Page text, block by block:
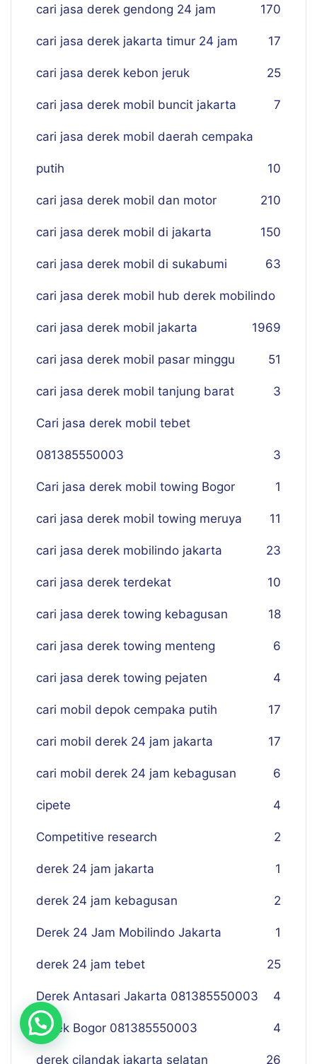
cari jasa derek gendong 24 jam 170
cari jasa derek jakarta timur 24 jam 17
cari jasa derek kebon jeruk 25
cari jasa derek mobil buncit jakarta 7
cari jasa derek mobil daerah cempaka
putih 10
cari jasa derek mobil dan motor 210
cari jasa derek mobil di jakarta 150
cari jasa derek mobil di sukabumi 63
cari jasa derek mobil hub derek mobilindo
69
cari jasa derek mobil jakarta 19
cari jasa derek mobil pasar minggu 51
cari jasa derek mobil tanjung barat 3
Cari jasa derek mobil tebet
081385550003 3
Cari jasa derek mobil towing Bogor 1
cari jasa derek mobil towing meruya 11
cari jasa derek mobilindo jakarta 23
cari jasa derek terdekat 10
cari jasa derek towing kebagusan 18
cari jasa derek towing menteng 6
cari jasa derek towing pejaten 4
cari mobil depok cempaka putih 17
cari mobil derek 24 jam jakarta 17
cari mobil derek 24 jam kebagusan 6
cipete 4
Competitive research 2
derek 24 jam jakarta 1
derek 24 jam kebagusan 2
Derek 24 Jam Mobilindo Jakarta 1
derek 24 jam tebet 25
Derek Antasari Jakarta 081385550003 4
Derek Bogor 081385550003 4
derek cilandak jakarta selatan 26